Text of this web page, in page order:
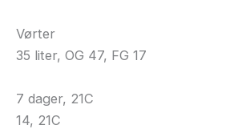
Vørter
35 liter, OG 47, FG 17
7 dager, 21C
14, 21C